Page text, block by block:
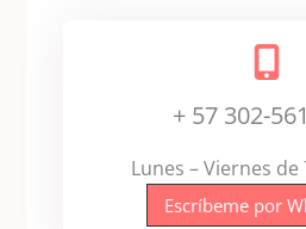
+ 57 302-
Lunes – Viernes de
Escríbeme por